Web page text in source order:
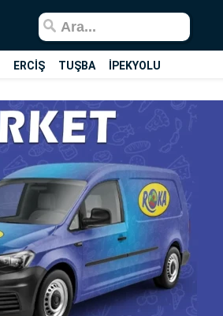
ERCİŞ TUŞBA İPEKYOLU